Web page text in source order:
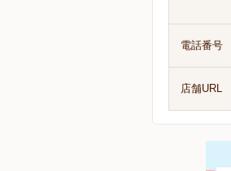
電話番号
店舗URL